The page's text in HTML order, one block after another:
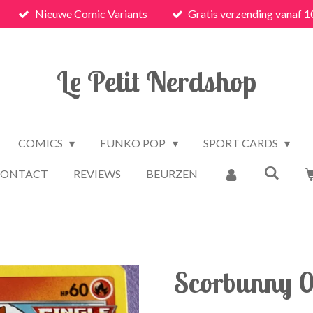
Nieuwe Comic Variants Gratis verzending vanaf
Le Petit Nerdshop
COMICS FUNKO POP SPORT CARDS
REVIEWS BEURZEN
Scorbunny